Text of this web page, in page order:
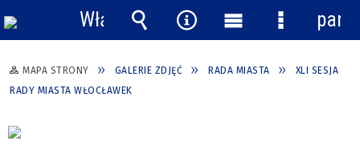
MAPA STRONY GALERIE ZDJĘĆ RADA MIASTA
XLI SESJA
RADY MIASTA WŁOCŁAWEK
Włącz
powiadomienia
Wyszukiwarka
Narzędzia
Menu
główne
Menu
panel